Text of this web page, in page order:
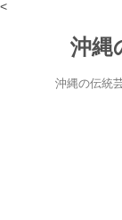
<
沖縄
沖縄の伝統